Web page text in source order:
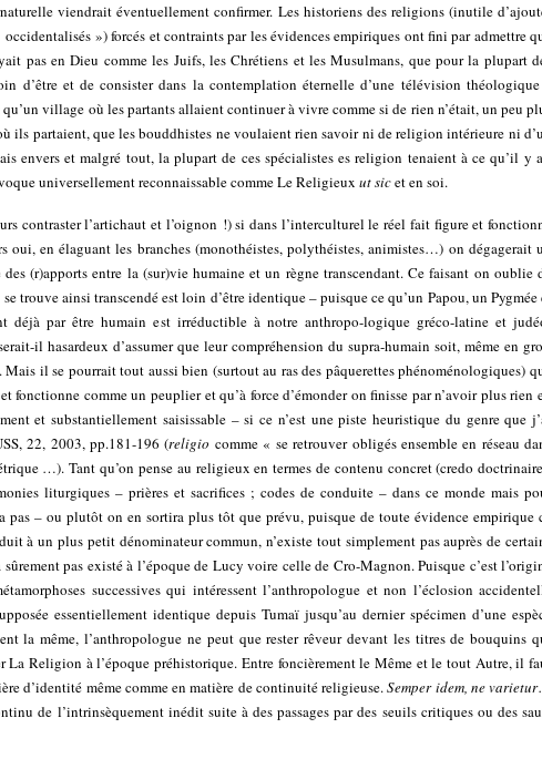
viendrait éventuellement confirmer. Les historiens des religions (inutile
») forcés et contraints par les évidences empiriques ont fini par admettre
pas en Dieu comme les Juifs, les Chrétiens et les Musulmans, que pour la plupart
d’être et de consister dans la contemplation éternelle d’une télévision
village où les partants allaient continuer à vivre comme si de rien n’était, un peu
ils partaient, que les bouddhistes ne voulaient rien savoir ni de religion intérieure ni
envers et malgré tout, la plupart de ces spécialistes es religion tenaient à ce qu’il y
universellement reconnaissable comme Le Religieux ut sicet en soi.
contraster l’artichaut et l’oignon !) si dans l’interculturel le réel fait figure et
oui, en élaguant les branches (monothéistes, polythéistes, animistes…) on dégagerait
(r)apports entre la (sur)vie humaine et un règne transcendant. Ce faisant on oublie
trouve ainsi transcendé est loin d’être identique – puisque ce qu’un Papou, un Pygmée
déjà par être humain est irréductible à notre anthropo-logique gréco-latine et
il hasardeux d’assumer que leur compréhension du supra-humain soit, même en
il se pourrait tout aussi bien (surtout au ras des pâquerettes phénoménologiques)
fonctionne comme un peuplier et qu’à force d’émonder on finisse par n’avoir plus rien
et substantiellement saisissable – si ce n’est une piste heuristique du genre que
22, 2003, pp.181-196 (religio comme « se retrouver obligés ensemble en réseau
…). Tant qu’on pense au religieux en termes de contenu concret (credo
liturgiques – prières et sacrifices ; codes de conduite – dans ce monde mais
pas – ou plutôt on en sortira plus tôt que prévu, puisque de toute évidence empirique
à un plus petit dénominateur commun, n’existe tout simplement pas auprès de
sûrement pas existé à l’époque de Lucy voire celle de Cro-Magnon. Puisque c’est
successives qui intéressent l’anthropologue et non l’éclosion
essentiellement identique depuis Tumaï jusqu’au dernier spécimen d’une
la même, l’anthropologue ne peut que rester rêveur devant les titres de bouquins
La Religion à l’époque préhistorique. Entre foncièrement le Même et le tout Autre, il
d’identité même comme en matière de continuité religieuse.Semper idem, ne varietur
de l’intrinsèquement inédit suite à des passages par des seuils critiques ou des